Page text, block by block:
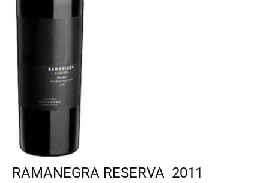
RAMANEGRA RESERVA 2011